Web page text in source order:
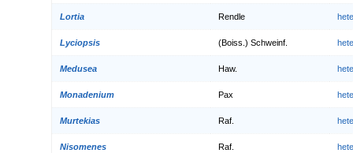
Lortia Rendle
Lyciopsis (Boiss.) Schweinf.
Medusea Haw.
Monadenium Pax
Murtekias Raf.
Nisomenes Raf.